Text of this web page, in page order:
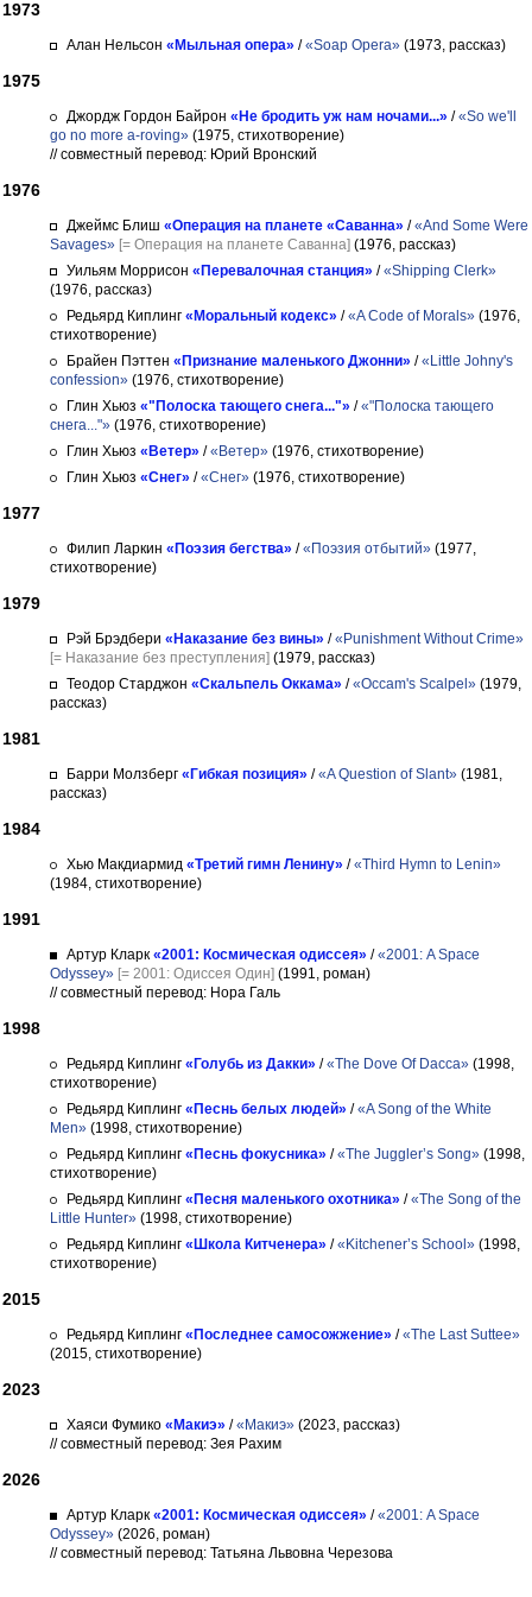
1973
Алан Нельсон «Мыльная опера» /«Soap Opera» (1973, рассказ)
1975
Джордж Гордон Байрон «Не бродить уж нам ночами...» /«So we'll
go no more a-roving» (1975, стихотворение)
// совместный перевод: Юрий Вронский
1976
Джеймс Блиш «Операция на планете «Саванна» /«And Some Were
Savages» [= Операция на планете Саванна] (1976, рассказ)
Уильям Моррисон «Перевалочная станция» /«Shipping Clerk»
(1976, рассказ)
Редьярд Киплинг «Моральный кодекс» /«A Code of Morals» (1976,
стихотворение)
Брайен Пэттен «Признание маленького Джонни» /«Little Johny's
confession» (1976, стихотворение)
Глин Хьюз «"Полоска тающего снега..."» /«"Полоска тающего
снега..."» (1976, стихотворение)
Глин Хьюз «Ветер» /«Ветер» (1976, стихотворение)
Глин Хьюз «Снег» /«Снег» (1976, стихотворение)
1977
Филип Ларкин «Поэзия бегства» /«Поэзия отбытий» (1977,
стихотворение)
1979
Рэй Брэдбери «Наказание без вины» /«Punishment Without Crime»
[= Наказание без преступления] (1979, рассказ)
Теодор Старджон «Скальпель Оккама» /«Occam's Scalpel» (1979,
рассказ)
1981
Барри Молзберг «Гибкая позиция» /«A Question of Slant» (1981,
рассказ)
1984
Хью Макдиармид «Третий гимн Ленину» /«Third Hymn to Lenin»
(1984, стихотворение)
1991
Артур Кларк «2001: Космическая одиссея» /«2001: A Space
Odyssey» [= 2001: Одиссея Один] (1991, роман)
// совместный перевод: Нора Галь
1998
Редьярд Киплинг «Голубь из Дакки» /«The Dove Of Dacca» (1998,
стихотворение)
Редьярд Киплинг «Песнь белых людей» /«A Song of the White
Men» (1998, стихотворение)
Редьярд Киплинг «Песнь фокусника» /«The Juggler’s Song» (1998,
стихотворение)
Редьярд Киплинг «Песня маленького охотника» /«The Song of the
Little Hunter» (1998, стихотворение)
Редьярд Киплинг «Школа Китченера» /«Kitchener’s School» (1998,
стихотворение)
2015
Редьярд Киплинг «Последнее самосожжение» /«The Last Suttee»
(2015, стихотворение)
2023
Хаяси Фумико «Макиэ» /«Макиэ» (2023, рассказ)
// совместный перевод: Зея Рахим
2026
Артур Кларк «2001: Космическая одиссея» /«2001: A Space
Odyssey» (2026, роман)
// совместный перевод: Татьяна Львовна Черезова